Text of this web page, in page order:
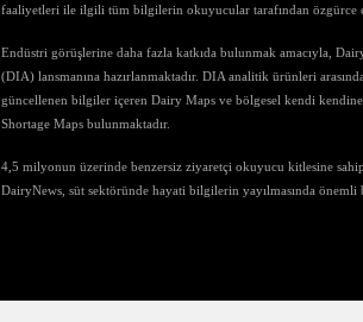
faaliyetleri ile ilgili tüm bilgilerin okuyucular tarafından özgürce
Endüstri görüşlerine daha fazla katkıda bulunmak amacıyla,
(DIA) lansmanına hazırlanmaktadır. DIA analitik ürünleri
güncellenen bilgiler içeren Dairy Maps ve bölgesel kendi
Shortage Maps bulunmaktadır.
4,5 milyonun üzerinde benzersiz ziyaretçi okuyucu kitlesine
DairyNews, süt sektöründe hayati bilgilerin yayılmasında